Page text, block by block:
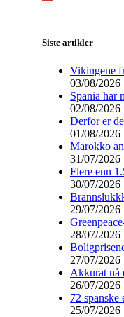
Siste artikler
Vikingene
03/08/2026
Spania har
02/08/2026
Derfor er
01/08/2026
Marokko
31/07/2026
Flere enn
30/07/2026
29/07/2026
28/07/2026
27/07/2026
Akkurat nå
26/07/2026
72
25/07/2026